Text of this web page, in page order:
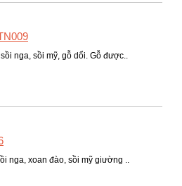
nga, sồi mỹ, gỗ dổi. Gỗ được..
nga, xoan đào, sồi mỹ giường ..